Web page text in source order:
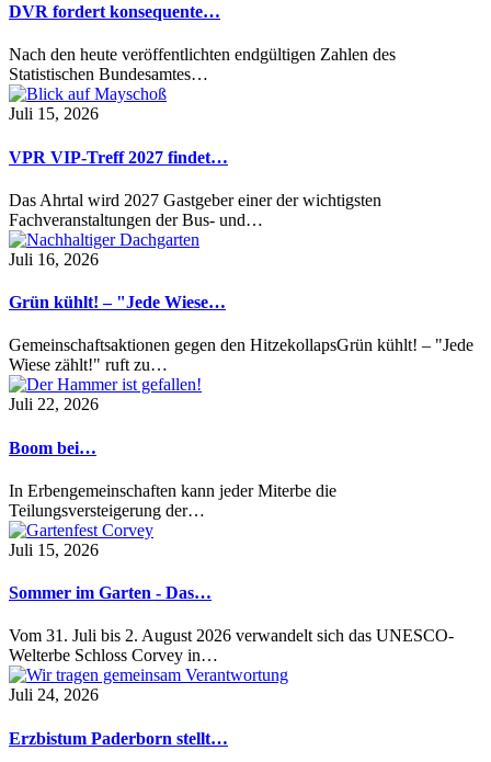
DVR fordert konsequente…
Nach den heute veröffentlichten endgültigen Zahlen des
Statistischen Bundesamtes…
Juli 15, 2026
VPR VIP-Treff 2027 findet…
Das Ahrtal wird 2027 Gastgeber einer der wichtigsten
Fachveranstaltungen der Bus- und…
Juli 16, 2026
Grün kühlt! – "Jede Wiese…
Gemeinschaftsaktionen gegen den HitzekollapsGrün kühlt! – "Jede
Wiese zählt!" ruft zu…
Juli 22, 2026
Boom bei…
In Erbengemeinschaften kann jeder Miterbe die
Teilungsversteigerung der…
Juli 15, 2026
Sommer im Garten - Das…
Vom 31. Juli bis 2. August 2026 verwandelt sich das UNESCO-
Welterbe Schloss Corvey in…
Juli 24, 2026
Erzbistum Paderborn stellt…